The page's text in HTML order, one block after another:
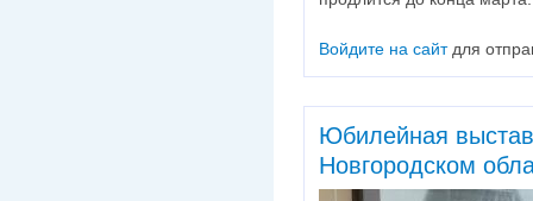
Войдите на сайтдля
Юбилейная
Новгородском